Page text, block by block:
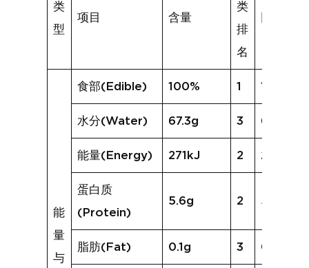
类
型
项目 含量
类
排
名
能
量
与
食部(Edible) 100% 1 100%
水分(Water) 67.3g 3 69.1g
能量(Energy) 271kJ 2 268kJ
蛋白质
(Protein)
5.6g 2 5.9g
脂肪(Fat) 0.1g 3 0.2g